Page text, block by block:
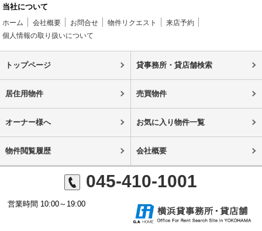
当社について
ホーム 会社概要 お問合せ 物件リクエスト
来店予約
個人情報の取り扱いについて
トップページ 貸事務所・貸店舗検索
居住用物件 売買物件
オーナー様へ お気に入り物件一覧
物件閲覧履歴 会社概要
045-410-1001
営業時間 10:00～19:00